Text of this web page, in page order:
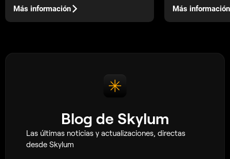
empiezan a lograr buenos resultados sin
Más información
nítidas y claras
Más información
Blog de Skylum
Las últimas noticias y actualizaciones, directas
desde Skylum